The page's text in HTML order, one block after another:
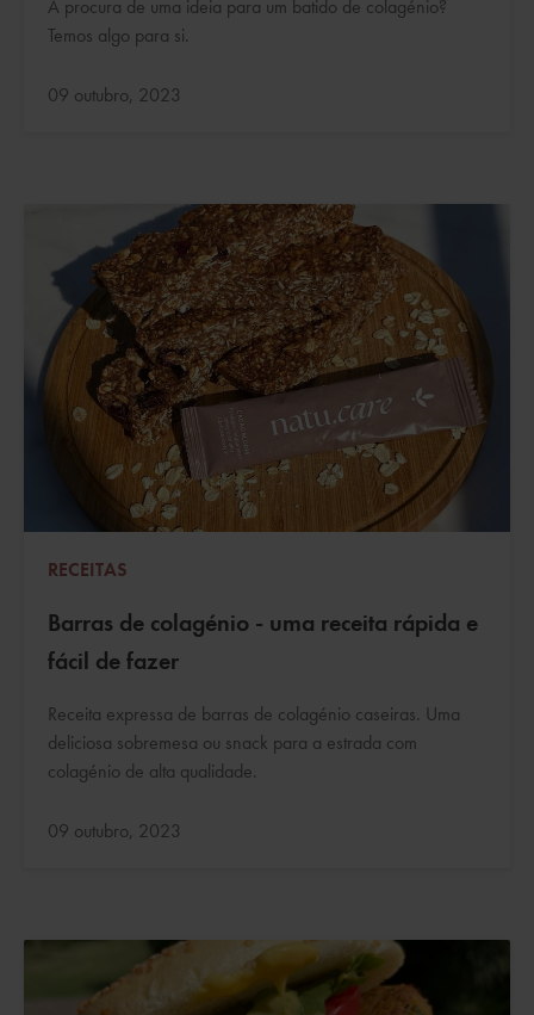
À procura de uma ideia para um batido de colagénio?
Temos algo para si.
Atualizado:
09 outubro, 2023
RECEITAS
Barras de colagénio - uma receita rápida e
fácil de fazer
Receita expressa de barras de colagénio caseiras. Uma
deliciosa sobremesa ou snack para a estrada com
colagénio de alta qualidade.
Atualizado:
09 outubro, 2023